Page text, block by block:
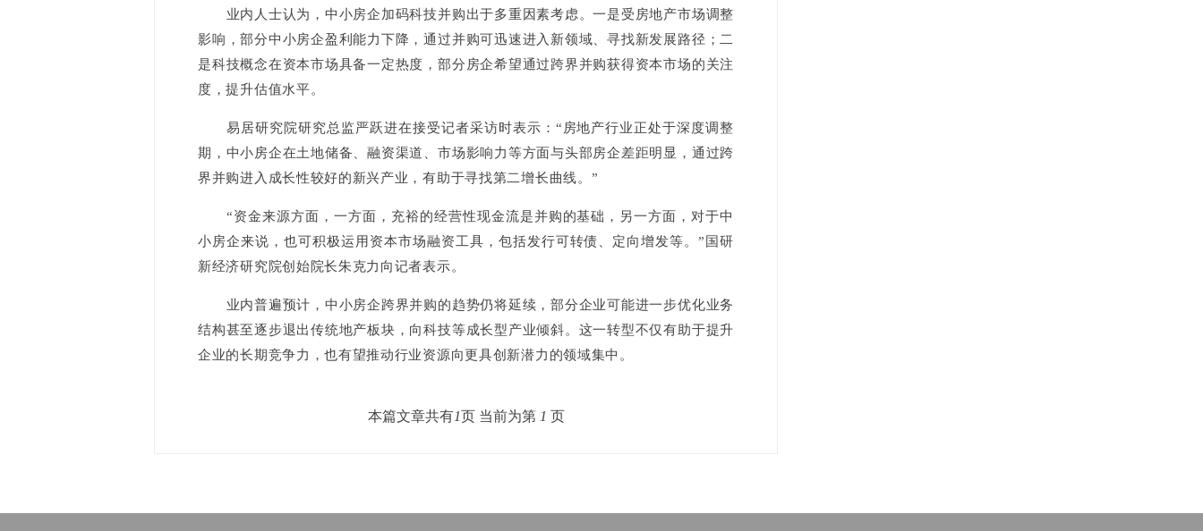
业内人士认为，中小房企加码科技并购出于多重因素考虑。一是受房地产市场调整
影响，部分中小房企盈利能力下降，通过并购可迅速进入新领域、寻找新发展路径；二
是科技概念在资本市场具备一定热度，部分房企希望通过跨界并购获得资本市场的关注
度，提升估值水平。
易居研究院研究总监严跃进在接受记者采访时表示：“房地产行业正处于深度调整
期，中小房企在土地储备、融资渠道、市场影响力等方面与头部房企差距明显，通过跨
界并购进入成长性较好的新兴产业，有助于寻找第二增长曲线。”
“资金来源方面，一方面，充裕的经营性现金流是并购的基础，另一方面，对于中
小房企来说，也可积极运用资本市场融资工具，包括发行可转债、定向增发等。”国研
新经济研究院创始院长朱克力向记者表示。
业内普遍预计，中小房企跨界并购的趋势仍将延续，部分企业可能进一步优化业务
结构甚至逐步退出传统地产板块，向科技等成长型产业倾斜。这一转型不仅有助于提升
企业的长期竞争力，也有望推动行业资源向更具创新潜力的领域集中。
本篇文章共有1页 当前为第 1 页